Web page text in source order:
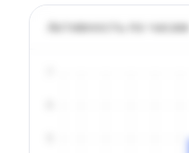
Активность по часам